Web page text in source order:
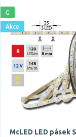
studená denní
teplá bílá
Teplota barvy
G
Akce
McLED LED pásek